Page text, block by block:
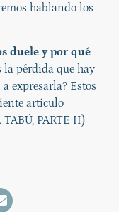
hablando los
duele y por qué
la pérdida que hay
expresarla? Estos
artículo
PARTE II)